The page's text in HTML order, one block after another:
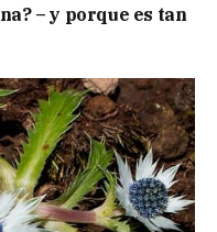
– y porque es tan